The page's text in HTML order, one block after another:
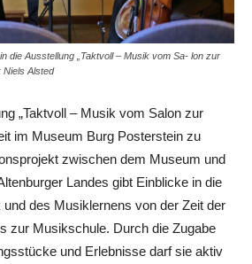
die Ausstellung „Taktvoll – Musik vom Sa- lon zur
Niels Alsted
„Taktvoll – Musik vom Salon zur
im Museum Burg Posterstein zu
zwischen dem Museum und
Landes gibt Einblicke in die
des Musiklernens von der Zeit der
zur Musikschule. Durch die Zugabe
und Erlebnisse darf sie aktiv